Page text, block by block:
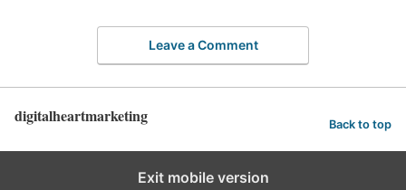
Leave a Comment
digitalheartmarketing Back to top
Exit mobile version